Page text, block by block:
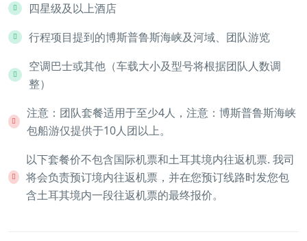
四星级及以上酒店
行程项目提到的博斯普鲁斯海峡及河域、团队游览
空调巴士或其他（车载大小及型号将根据团队人数调
整）
注意：团队套餐适用于至少4人，注意：博斯普鲁斯海峡
包船游仅提供于10人团以上。
以下套餐价不包含国际机票和土耳其境内往返机票. 我司
将会负责预订境内往返机票，并在您预订线路时发您包
含土耳其境内一段往返机票的最终报价。